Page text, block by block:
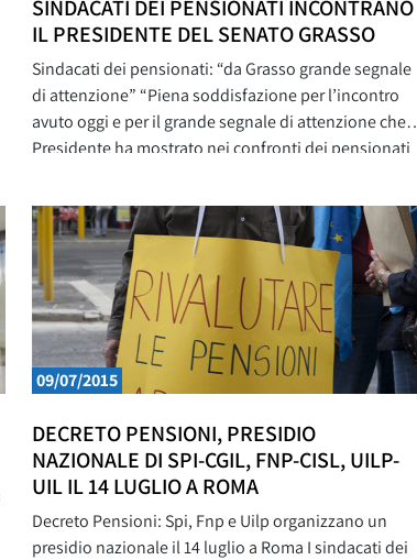
SINDACATI DEI PENSIONATI INCONTRANO
IL PRESIDENTE DEL SENATO GRASSO
Sindacati dei pensionati: “da Grasso grande segnale
di attenzione” “Piena soddisfazione per l’incontro
avuto oggi e per il grande segnale di attenzione che il
Presidente ha mostrato nei confronti dei pensionati
Segretari generali di Spi-Cgil, Fnp-Cisl e Uilp-Uil Carla
Cantone, Gigi Bonfanti e Romano Bellissima
commentano
09/07/2015
DECRETO PENSIONI, PRESIDIO
NAZIONALE DI SPI-CGIL, FNP-CISL, UILP-
UIL IL 14 LUGLIO A ROMA
Decreto Pensioni: Spi, Fnp e Uilp organizzano un
presidio nazionale il 14 luglio a Roma I sindacati dei